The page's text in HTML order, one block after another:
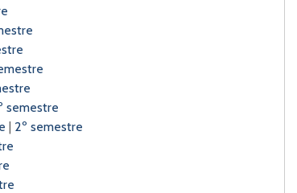
semestre
| 2º semestre